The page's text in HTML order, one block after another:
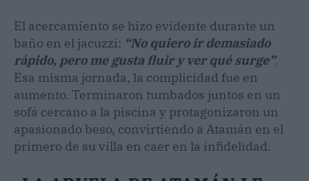
El acercamiento se hizo evidente durante un
baño en el jacuzzi: “No quiero ir demasiado
rápido, pero me gusta fluir y ver qué surge”.
Esa misma jornada, la complicidad fue en
aumento. Terminaron tumbados juntos en un
sofá cercano a la piscina y protagonizaron un
apasionado beso, convirtiendo a Atamán en el
primero de su villa en caer en la infidelidad.